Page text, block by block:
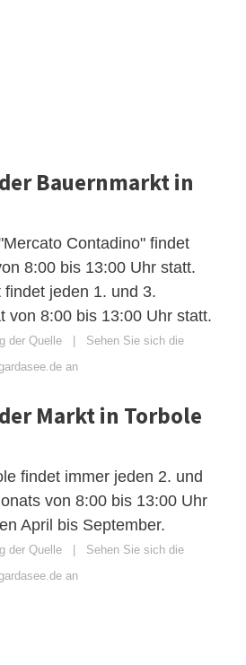
Bauernmarkt in
Contadino" findet
8:00 bis 13:00 Uhr statt.
jeden 1. und 3.
von 8:00 bis 13:00 Uhr statt.
der Quelle
Sehen Sie sich die
an
Markt in Torbole
findet immer jeden 2. und
von 8:00 bis 13:00 Uhr
April bis September.
der Quelle
Sehen Sie sich die
an